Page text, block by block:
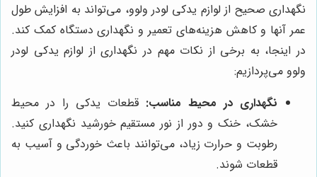
نگهداری صحیح از لوازم یدکی لودر ولوو، می‌تواند به افزایش طول
عمر آنها و کاهش هزینه‌های تعمیر و نگهداری دستگاه کمک کند.
در اینجا، به برخی از نکات مهم در نگهداری از لوازم یدکی لودر
ولوو می‌پردازیم:
نگهداری در محیط مناسب: قطعات یدکی را در محیط
خشک، خنک و دور از نور مستقیم خورشید نگهداری کنید.
رطوبت و حرارت زیاد، می‌توانند باعث خوردگی و آسیب به
قطعات شوند.